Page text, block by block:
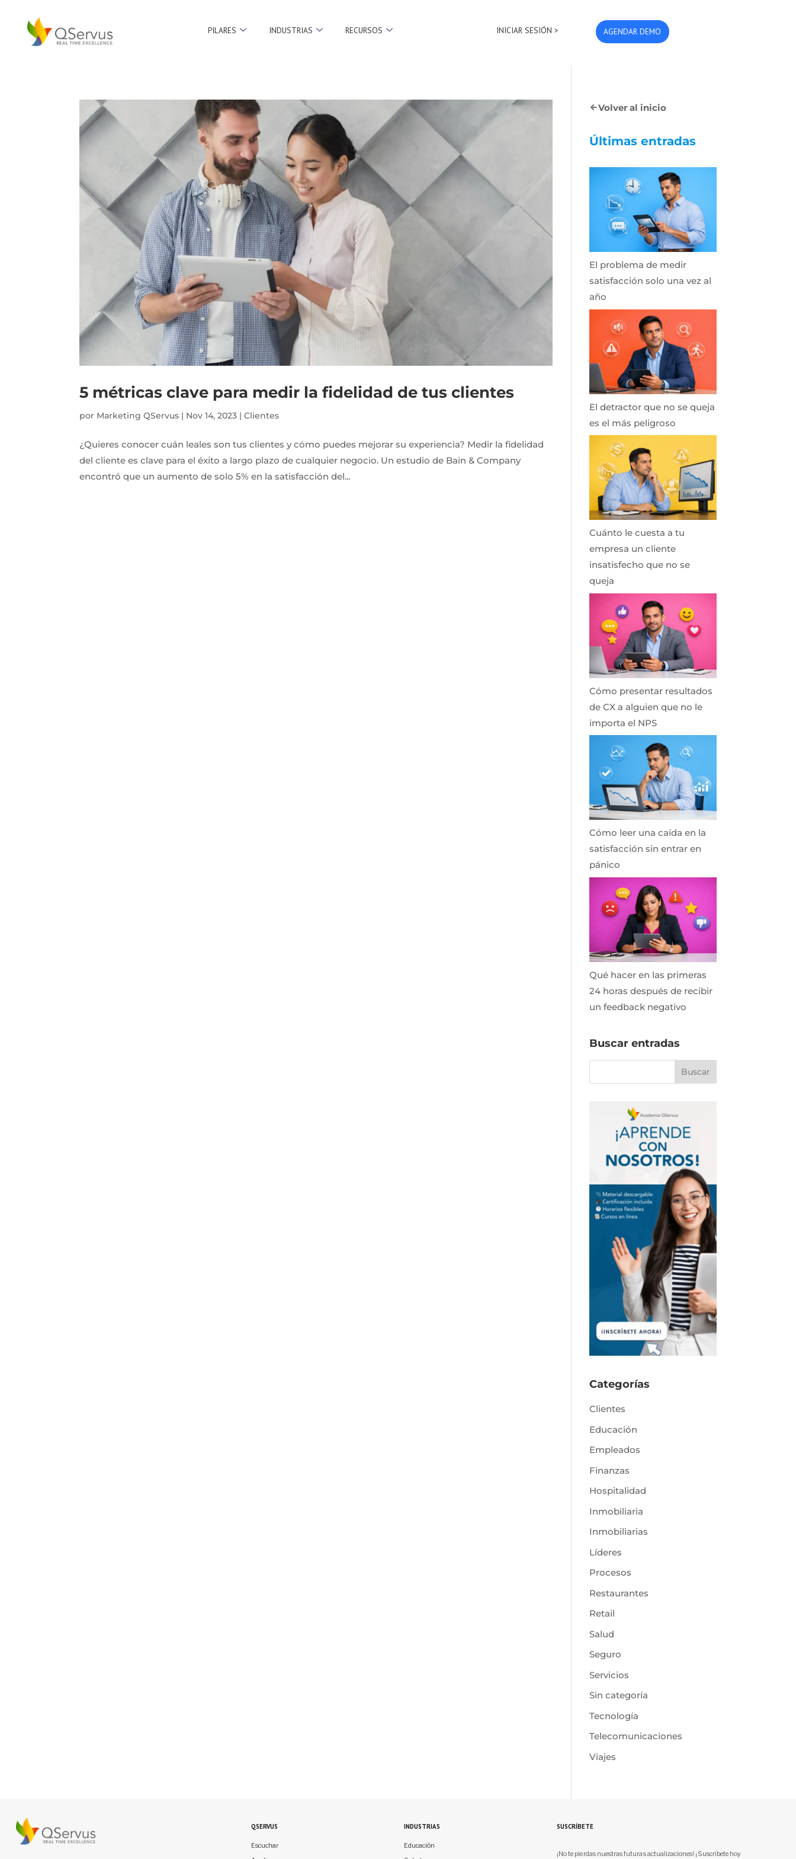
PILARES INDUSTRIAS RECURSOS INICIAR SESIÓN > AGENDAR DEMO
5 métricas clave para medir la fidelidad de tus clientes
por Marketing QServus | Nov 14, 2023 |Clientes
¿Quieres conocer cuán leales son tus clientes y cómo puedes mejorar su experiencia? Medir la fidelidad
del cliente es clave para el éxito a largo plazo de cualquier negocio. Un estudio de Bain & Company
encontró que un aumento de solo 5% en la satisfacción del...
Volver al inicio
Últimas entradas
El problema de medir
satisfacción solo una vez al
año
El detractor que no se queja
es el más peligroso
Cuánto le cuesta a tu
empresa un cliente
insatisfecho que no se
queja
Cómo presentar resultados
de CX a alguien que no le
importa el NPS
Cómo leer una caída en la
satisfacción sin entrar en
pánico
Qué hacer en las primeras
24 horas después de recibir
un feedback negativo
Buscar entradas
Categorías
Clientes
Educación
Empleados
Finanzas
Hospitalidad
Inmobiliaria
Inmobiliarias
Líderes
Procesos
Restaurantes
Retail
Salud
Seguro
Servicios
Sin categoría
Tecnología
Telecomunicaciones
Viajes
QSERVUS
Escuchar
INDUSTRIAS
Educación
SUSCRÍBETE
¡No te pierdas nuestras futuras actualizaciones! ¡Suscríbete hoy